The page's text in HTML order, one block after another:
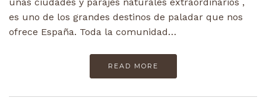
es uno de los grandes destinos de paladar que nos
ofrece España. Toda la comunidad…
READ MORE